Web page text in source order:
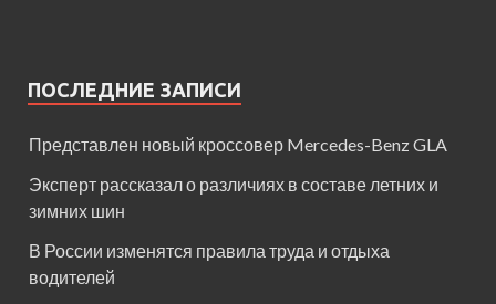
ПОСЛЕДНИЕ ЗАПИСИ
Представлен новый кроссовер Mercedes-Benz GLA
Эксперт рассказал о различиях в составе летних и
зимних шин
В России изменятся правила труда и отдыха
водителей